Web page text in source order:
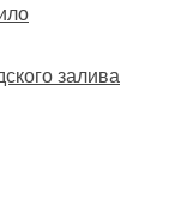
залива